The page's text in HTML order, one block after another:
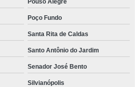
Pouso Alegre
Poço Fundo
Santa Rita de Caldas
Santo Antônio do Jardim
Senador José Bento
Silvianópolis